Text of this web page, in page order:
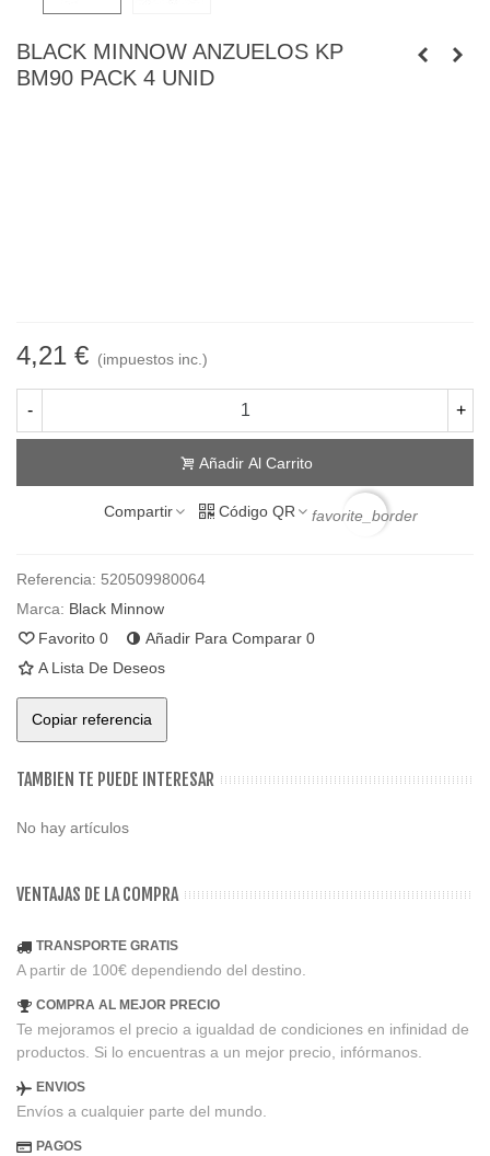
BLACK MINNOW ANZUELOS KP
BM90 PACK 4 UNID
4,21 € (impuestos inc.)
- +
Añadir Al Carrito
Compartir Código QR favorite_border
Referencia: 520509980064
Marca: Black Minnow
Favorito 0 Añadir Para Comparar 0
A Lista De Deseos
Copiar referencia
TAMBIEN TE PUEDE INTERESAR
No hay artículos
VENTAJAS DE LA COMPRA
TRANSPORTE GRATIS
A partir de 100€ dependiendo del destino.
COMPRA AL MEJOR PRECIO
Te mejoramos el precio a igualdad de condiciones en infinidad de
productos. Si lo encuentras a un mejor precio, infórmanos.
ENVIOS
Envíos a cualquier parte del mundo.
PAGOS